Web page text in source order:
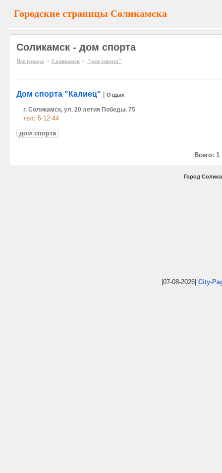
Городские страницы Соликамска
Соликамск - дом спорта
Все города » Соликамск » "дом спорта"
Дом спорта "Калиец" Отдых
г. Соликамск, ул. 20 летия Победы, 75
тел: 5-12-44
дом спорта
Всего: 1
Город
|07-08-2026| City-